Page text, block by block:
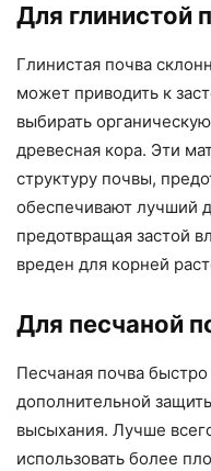
Для глинистой
Глинистая почва
может приводить к
выбирать
древесная кора. Эти
структуру почвы,
обеспечивают лучший
предотвращая застой
вреден для корней
Для песчаной
Песчаная почва быстро
дополнительной
высыхания. Лучше
использовать более